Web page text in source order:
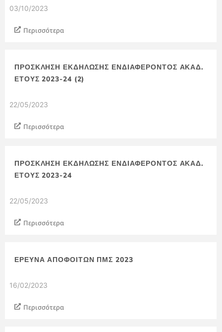
03/10/2023
Περισσότερα
ΠΡΟΣΚΛΗΣΗ ΕΚΔΗΛΩΣΗΣ ΕΝΔΙΑΦΕΡΟΝΤΟΣ ΑΚΑΔ.
ΕΤΟΥΣ 2023-24 (2)
22/05/2023
Περισσότερα
ΠΡΟΣΚΛΗΣΗ ΕΚΔΗΛΩΣΗΣ ΕΝΔΙΑΦΕΡΟΝΤΟΣ ΑΚΑΔ.
ΕΤΟΥΣ 2023-24
22/05/2023
Περισσότερα
ΈΡΕΥΝΑ ΑΠΟΦΟΊΤΩΝ ΠΜΣ 2023
16/02/2023
Περισσότερα